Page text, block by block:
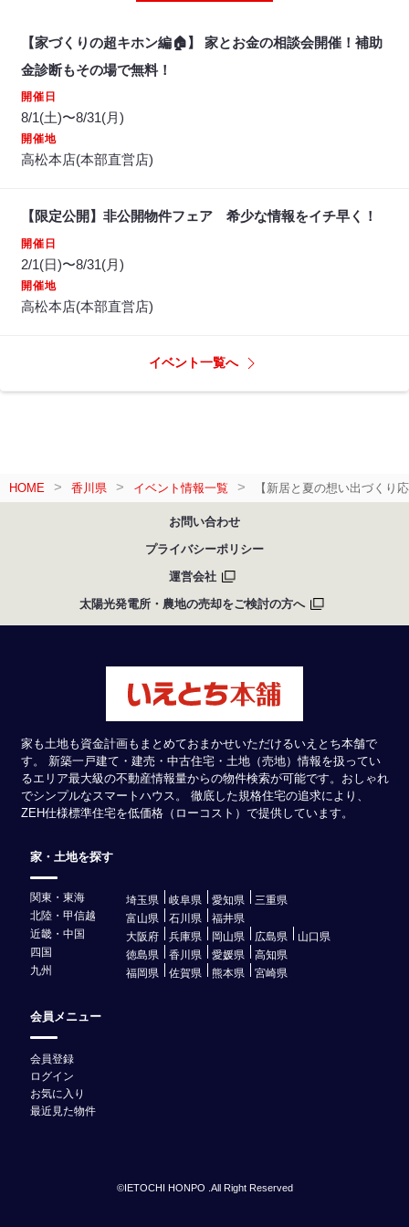
【家づくりの超キホン編🏠】 家とお金の相談会開催！補助
金診断もその場で無料！
開催日
8/1(土)〜8/31(月)
開催地
高松本店(本部直営店)
【限定公開】非公開物件フェア 希少な情報をイチ早く！
開催日
2/1(日)〜8/31(月)
開催地
高松本店(本部直営店)
イベント一覧へ
HOME 香川県 イベント情報一覧 【新居と夏の想い出づくり
お問い合わせ
プライバシーポリシー
運営会社
太陽光発電所・農地の売却をご検討の方へ
家も土地も資金計画もまとめておまかせいただけるいえとち本舗で
す。 新築一戸建て・建売・中古住宅・土地（売地）情報を扱ってい
るエリア最大級の不動産情報量からの物件検索が可能です。おしゃれ
でシンプルなスマートハウス。 徹底した規格住宅の追求により、
ZEH仕様標準住宅を低価格（ローコスト）で提供しています。
家・土地を探す
関東・東海 埼玉県 岐阜県 愛知県
三重県
北陸・甲信越
富山県 石川県
福井県
近畿・中国
大阪府 兵庫県 岡山県 広島県
山口県
四国
徳島県 香川県 愛媛県
高知県
九州
福岡県 佐賀県 熊本県 宮崎県
会員メニュー
会員登録
ログイン
お気に入り
最近見た物件
©IETOCHI HONPO .All Right Reserved